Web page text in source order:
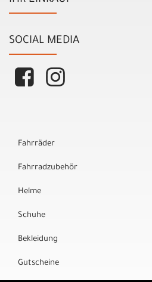
SOCIAL MEDIA
Fahrräder
Fahrradzubehör
Helme
Schuhe
Bekleidung
Gutscheine